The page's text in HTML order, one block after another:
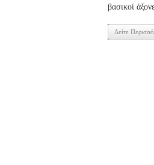
βασικοί
Δείτε